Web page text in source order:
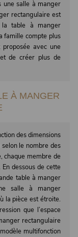
une salle à manger
rectangulaire est
la table à manger
famille compte plus
avec une
de créer plus de
À MANGER
des dimensions
le nombre des
chaque membre de
dessous de cette
table à manger
salle à manger
la pièce est étroite.
que l’espace
rectangulaire
multifonction